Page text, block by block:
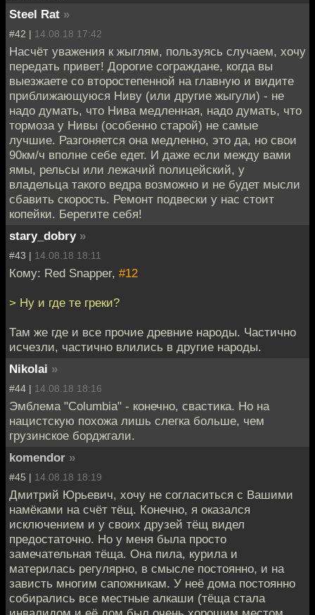
Steel Rat »
#42 | 14.08.18 17:42
Насчёт уважения к жыглям, пользуясь случаем, хочу
передать привет! Дорогие сограждане, когда вы
выезжаете со второстепенной на главную и видите
приближающуюся Ниву (или другие жыгули) - не
надо думать, что Нива медленная, надо думать, что
тормоза у Нивы (особенно старой) не самые
лучшие. Разгоняется она медленно, это да, но свои
90км/ч вполне себе едет. И даже если между вами
ямы, рельсы или лежачий полицейский, у
владельца такого ведра возможно и не будет мысли
сбавить скорость. Ремонт подвески у нас стоит
копейки. Берегите себя!
stary_dobry »
#43 | 14.08.18 18:11
Кому: Red Snapper, #12
> Ну и где те греки?
Там же где и все прочие древние народы. Частично
исчезли, частично влились в другие народы.
Nikolai »
#44 | 14.08.18 18:16
Эмблема "Columbia" - конечно, свастика. Но на
нацистскую похожа лишь слегка больше, чем
грузинское борджгали.
komendor »
#45 | 14.08.18 18:19
Дмитрий Юрьевич, хочу не согласиться с Вашими
намёками на счёт тёщ. Конечно, я оказался
исключением и у своих друзей тёщ видел
предостаточно. Но у меня была просто
замечательная тёща. Она пила, курила и
материлась регулярно, в смысле постоянно, и на
зависть многим сапожникам. У неё дома постоянно
собирались все местные алкаши (тёща стала